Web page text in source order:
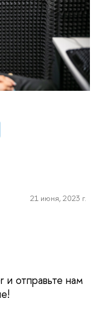
21 июня, 2023 г.
отправьте нам